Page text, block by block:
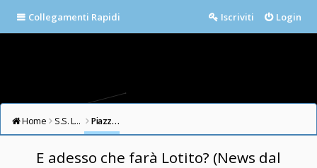
Collegamenti Rapidi Login
Iscriviti
Home S.S. LAZIO FORUM Piazza della Libertà
E adesso che farà Lotito? (News dal